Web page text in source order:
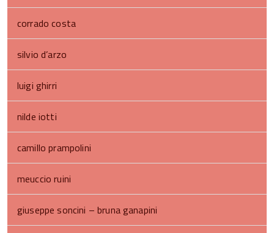
corrado costa
silvio d’arzo
luigi ghirri
nilde iotti
camillo prampolini
meuccio ruini
giuseppe soncini – bruna ganapini